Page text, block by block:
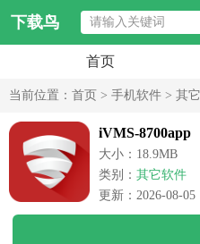
下载鸟
首页
当前位置： 首页 > 手机软件 > 其
iVMS-8700app
大小：18.9MB
类别： 其它软件
更新：2026-08-05